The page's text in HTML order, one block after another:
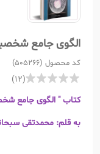
الگوی جامع
کد محصول (505266)
(12)
کتاب " الگوی جامع
به قلم: محمدتقی